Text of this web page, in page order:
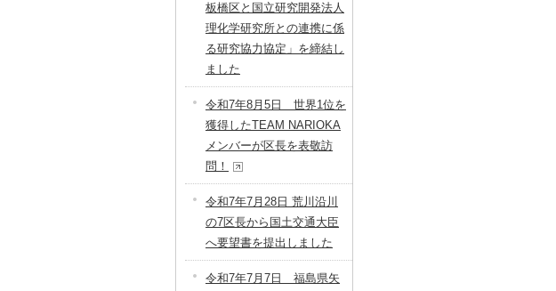
板橋区と国立研究開発法人
理化学研究所との連携に係
る研究協力協定」を締結し
ました
令和7年8月5日 世界1位を
獲得したTEAM NARIOKA
メンバーが区長を表敬訪
問！
令和7年7月28日 荒川沿川
の7区長から国土交通大臣
へ要望書を提出しました
令和7年7月7日 福島県矢